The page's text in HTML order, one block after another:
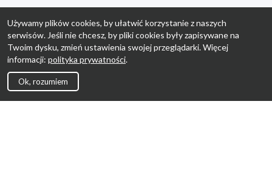
Używamy plików cookies, by ułatwić korzystanie z naszych
serwisów. Jeśli nie chcesz, by pliki cookies były zapisywane na
Twoim dysku, zmień ustawienia swojej przeglądarki. Więcej
informacji: polityka prywatności.
Ok, rozumiem